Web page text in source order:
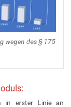
wegen des § 175
in erster Linie an